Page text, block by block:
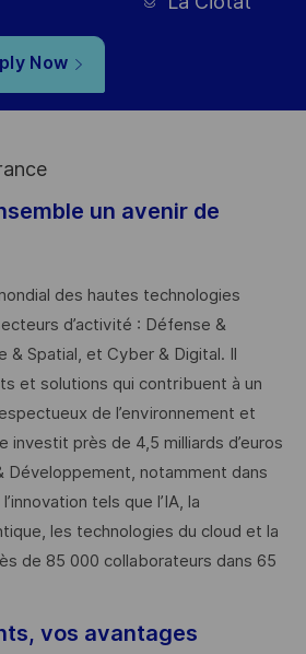
Now
un avenir de
des hautes technologies
d’activité : Défense &
& Spatial, et Cyber & Digital. Il
et solutions qui contribuent à un
de l’environnement et
investit près de 4,5 milliards d’euros
Développement, notamment dans
tels que l’IA, la
les technologies du cloud et la
de 85 000 collaborateurs dans 65
vos avantages